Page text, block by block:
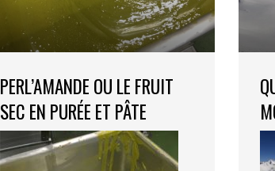
PERL’AMANDE OU LE FRUIT
SEC EN PURÉE ET PÂTE